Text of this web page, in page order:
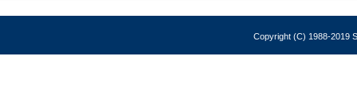
Copyright (C) 1988-2019